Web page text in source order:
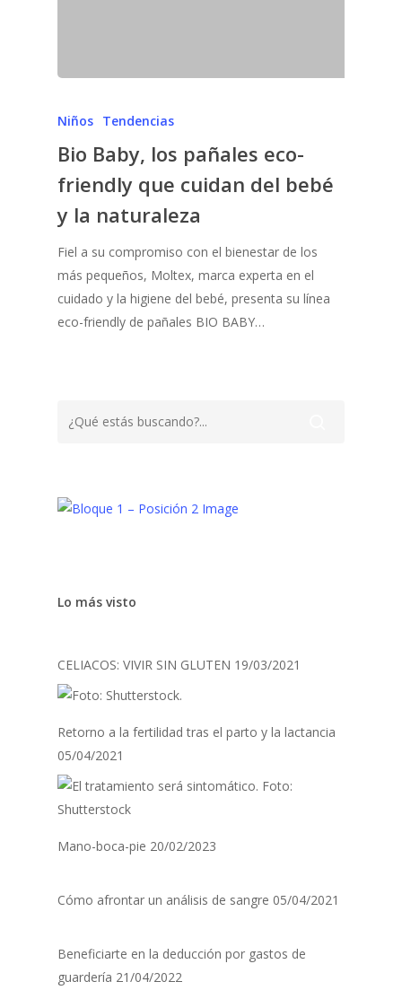
Niños Tendencias
Bio Baby, los pañales eco-
friendly que cuidan del bebé
y la naturaleza
Fiel a su compromiso con el bienestar de los
más pequeños, Moltex, marca experta en el
cuidado y la higiene del bebé, presenta su línea
eco-friendly de pañales BIO BABY…
Lo más visto
CELIACOS: VIVIR SIN GLUTEN 19/03/2021
Retorno a la fertilidad tras el parto y la lactancia
05/04/2021
Mano-boca-pie 20/02/2023
Cómo afrontar un análisis de sangre 05/04/2021
Beneficiarte en la deducción por gastos de
guardería 21/04/2022